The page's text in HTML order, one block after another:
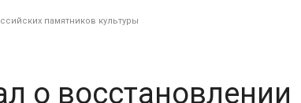
памятников культуры
о восстановлении